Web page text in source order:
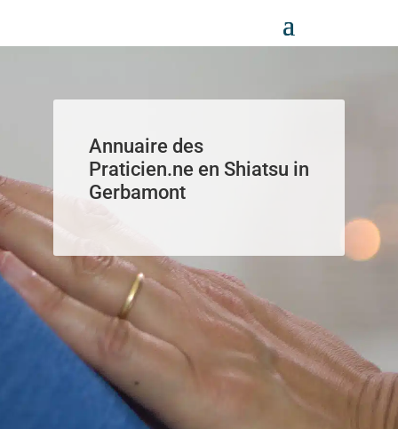
Annuaire des
Praticien.ne en Shiatsu in
Gerbamont